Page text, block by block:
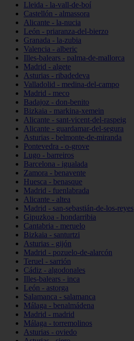
Lleida - la-vall-de-boí
Castellón - almassora
Alicante - la-nucia
León - priaranza-del-bierzo
Granada - la-zubia
Valencia - alberic
Illes-balears - palma-de-mallorca
Madrid - algete
Asturias - ribadedeva
Valladolid - medina-del-campo
Madrid - meco
Badajoz - don-benito
Bizkaia - markina-xemein
Alicante - sant-vicent-del-raspeig
Alicante - guardamar-del-segura
Asturias - belmonte-de-miranda
Pontevedra - o-grove
Lugo - barreiros
Barcelona - igualada
Zamora - benavente
Huesca - benasque
Madrid - fuenlabrada
Alicante - altea
Madrid - san-sebastián-de-los-reyes
Gipuzkoa - hondarribia
Cantabria - meruelo
Bizkaia - santurtzi
Asturias - gijón
Madrid - pozuelo-de-alarcón
Teruel - sarrión
Cádiz - algodonales
Illes-balears - inca
León - astorga
Salamanca - salamanca
Málaga - benalmádena
Madrid - madrid
Málaga - torremolinos
Asturias - oviedo